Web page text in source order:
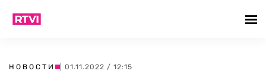
НОВОСТИ | 01.11.2022 / 12:15